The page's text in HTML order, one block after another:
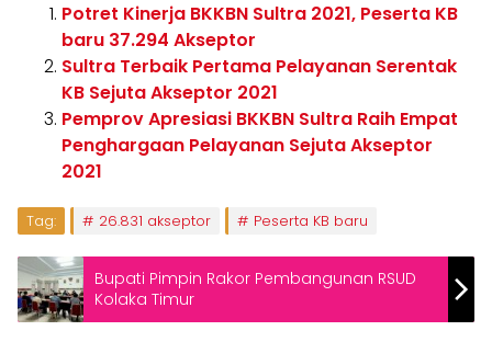
Potret Kinerja BKKBN Sultra 2021, Peserta KB
baru 37.294 Akseptor
Sultra Terbaik Pertama Pelayanan Serentak
KB Sejuta Akseptor 2021
Pemprov Apresiasi BKKBN Sultra Raih Empat
Penghargaan Pelayanan Sejuta Akseptor
2021
Tag: 26.831 akseptor Peserta KB baru
Bupati Pimpin Rakor Pembangunan RSUD
Kolaka Timur